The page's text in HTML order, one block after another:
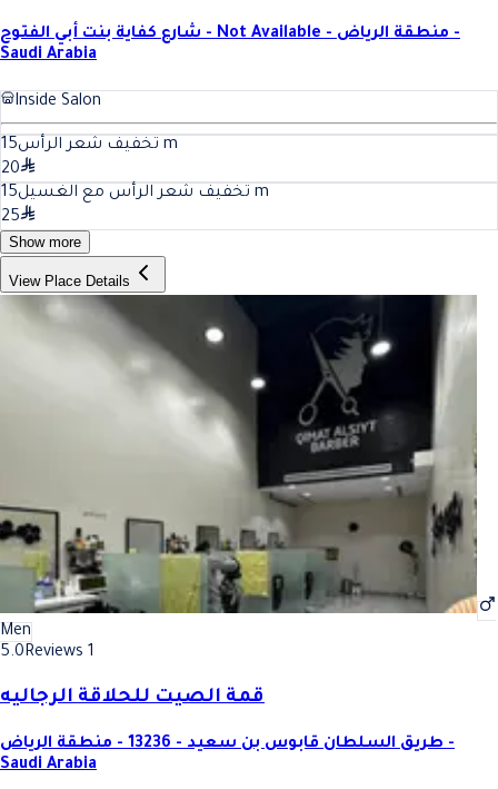
شارع كفاية بنت أبي الفتوح - Not Available - منطقة الرياض -
Saudi Arabia
Inside Salon
تخفيف شعر الرأس15
m
20
تخفيف شعر الرأس مع الغسيل15
m
25
Show more
View Place Details
Men
5.0Reviews 1
قمة الصيت للحلاقة الرجاليه
طريق السلطان قابوس بن سعيد - 13236 - منطقة الرياض -
Saudi Arabia